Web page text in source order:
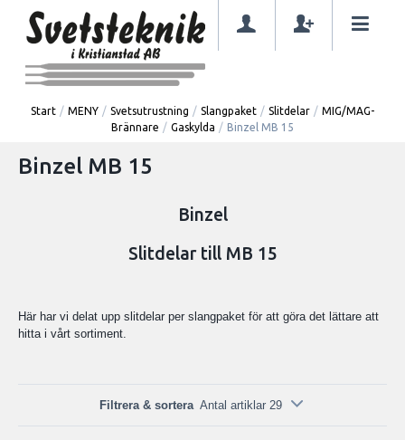
Start / MENY / Svetsutrustning / Slangpaket / Slitdelar / MIG/MAG-
Brännare / Gaskylda / Binzel MB 15
Binzel MB 15
Binzel
Slitdelar till MB 15
Här har vi delat upp slitdelar per slangpaket för att göra det lättare att
hitta i vårt sortiment.
Filtrera & sortera Antal artiklar 29